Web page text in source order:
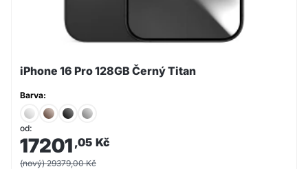
iPhone 16 Pro 128GB Černý Titan
Barva:
od:
17201 ,05 Kč
(nový) 29379,00 Kč